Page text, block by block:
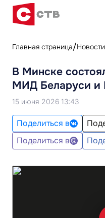
Главная страница Новости
В Минске
МИД Беларуси и
15 июня 2026 13:43
Поделиться в
Поделиться в